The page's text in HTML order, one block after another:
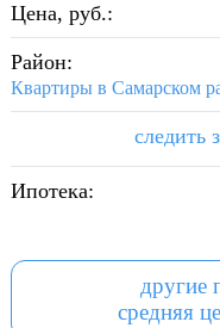
Цена, руб.:
Район:
Квартиры в Самарском
следить
Ипотека:
другие
средняя